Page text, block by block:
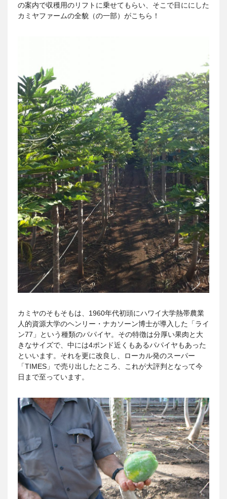
の案内で収穫用のリフトに乗せてもらい、そこで目ににした
カミヤファームの全貌（の一部）がこちら！
カミヤのそもそもは、1960年代初頭にハワイ大学熱帯農業
人的資源大学のヘンリー・ナカソーン博士が導入した「ライ
ン77」という種類のパパイヤ。その特徴は分厚い果肉と大
きなサイズで、中には4ポンド近くもあるパパイヤもあった
といいます。それを更に改良し、ローカル発のスーパー
「TIMES」で売り出したところ、これが大評判となって今
日まで至っています。